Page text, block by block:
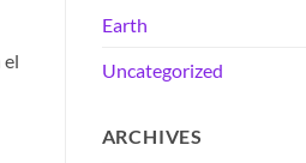
el
Earth
Uncategorized
ARCHIVES